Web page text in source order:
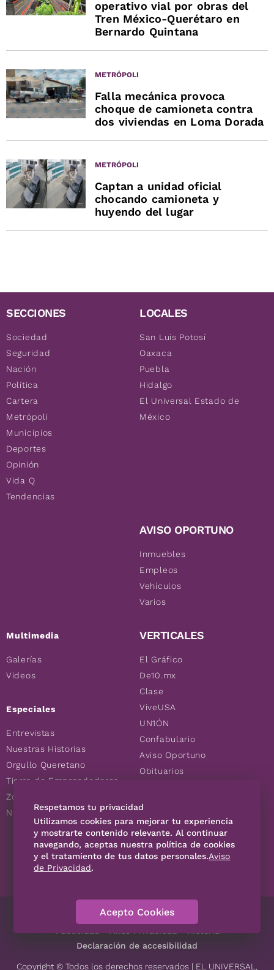
operativo vial por obras del
Tren México-Querétaro en
Bernardo Quintana
METRÓPOLI
Falla mecánica provoca
choque de camioneta contra
dos viviendas en Loma Dorada
METRÓPOLI
Captan a unidad oficial
chocando camioneta y
huyendo del lugar
SECCIONES
Sociedad
Seguridad
Nación
Política
Cartera
Metrópoli
Municipios
Deportes
Opinión
Vida Q
Tendencias
Multimedia
Galerías
Videos
Especiales
Entrevistas
Nuestras Historias
Orgullo Queretano
Tierra de Emprendedores
Zoociales
Nuevos Queretanos
LOCALES
San Luis Potosí
Oaxaca
Puebla
Hidalgo
El Universal Estado de
México
AVISO OPORTUNO
Inmuebles
Empleos
Vehículos
Varios
VERTICALES
El Gráfico
De10.mx
Clase
ViveUSA
UN1ÓN
Confabulario
Aviso Oportuno
Obituarios
Consultas
SÍGUENOS
Contáctanos Código de Ética
Declaración de accesibilidad
Copyright © Todos los derechos reservados | EL UNIVERSAL,
Respetamos tu privacidad
Utilizamos cookies para mejorar tu experiencia
y mostrarte contenido relevante. Al continuar
navegando, aceptas nuestra política de cookies
y el tratamiento de tus datos personales.Aviso
de Privacidad.
Acepto Cookies